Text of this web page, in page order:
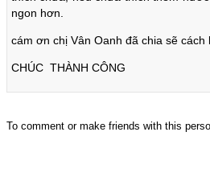
ngon hơn.
cám ơn chị Vân Oanh đã chia sẽ cách
CHÚC THÀNH CÔNG
To comment or make friends with this